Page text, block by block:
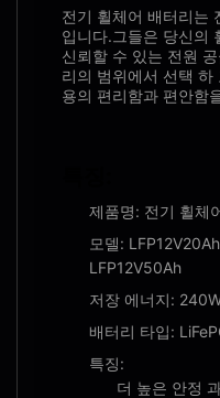
전기 휠체어 배터리는
입니다.그들은 당신의
신뢰할 수 있는 전원
리의 범위에서 선택
용의 편리함과 편안함
제품명: 전기 휠체
모델:
LFP12V50Ah
저장 에너지:
배터리 타입:
특징:
더 높은 안정